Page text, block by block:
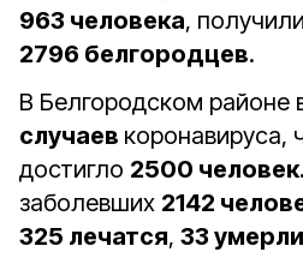
963 человека,
2796 белгородцев.
В Белгородском районе
случаев коронавируса,
достигло 2500 человек.
заболевших 2142
325 лечатся, 33